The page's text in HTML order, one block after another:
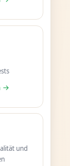
→
und